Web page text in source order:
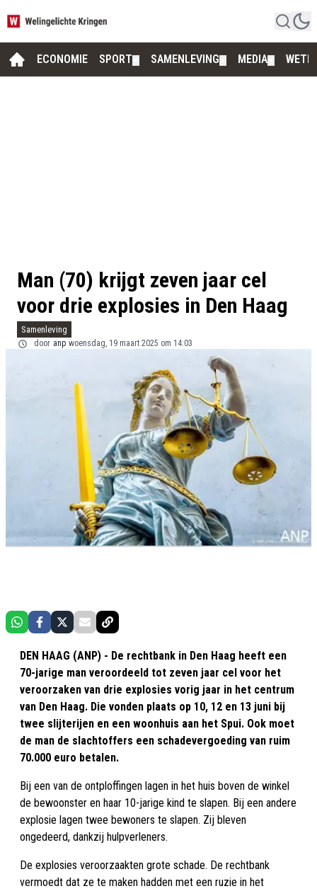
ECONOMIE SPORT SAMENLEVING MEDIA
Man (70) krijgt zeven jaar cel
voor drie explosies in Den Haag
Samenleving
door anp woensdag, 19 maart 2025 om 14:03
DEN HAAG (ANP) - De rechtbank in Den Haag heeft een
70-jarige man veroordeeld tot zeven jaar cel voor het
veroorzaken van drie explosies vorig jaar in het centrum
van Den Haag. Die vonden plaats op 10, 12 en 13 juni bij
twee slijterijen en een woonhuis aan het Spui. Ook moet
de man de slachtoffers een schadevergoeding van ruim
70.000 euro betalen.
Bij een van de ontploffingen lagen in het huis boven de winkel
de bewoonster en haar 10-jarige kind te slapen. Bij een andere
explosie lagen twee bewoners te slapen. Zij bleven
ongedeerd, dankzij hulpverleners.
De explosies veroorzaakten grote schade. De rechtbank
vermoedt dat ze te maken hadden met een ruzie in het